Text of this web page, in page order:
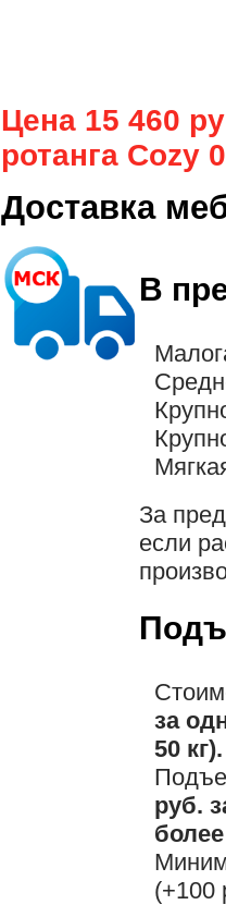
Цена 15 460
ротанга Cozy
Доставка
В
За
если
за
50 кг).
руб.
более
(+100